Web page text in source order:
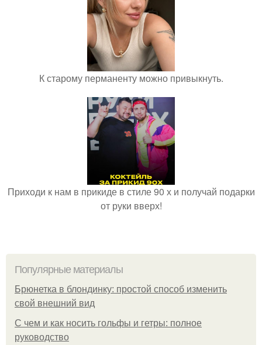
К старому перманенту можно привыкнуть.
Приходи к нам в прикиде в стиле 90 х и получай подарки
от руки вверх!
Популярные материалы
Брюнетка в блондинку: простой способ изменить
свой внешний вид
С чем и как носить гольфы и гетры: полное
руководство